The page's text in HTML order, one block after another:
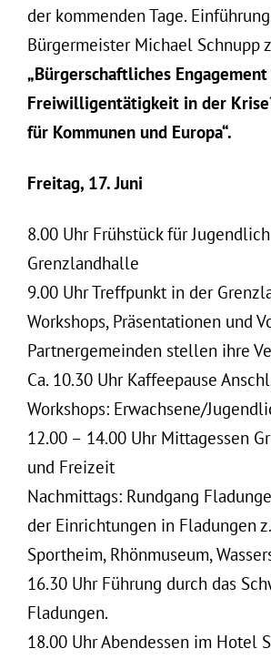
der kommenden Tage.
Bürgermeister Michael Schnupp
„Bürgerschaftliches
Freiwilligentätigkeit in der
für Kommunen und Europa“.
Freitag, 17. Juni
8.00 Uhr Frühstück für
Grenzlandhalle
9.00 Uhr Treffpunkt in der
Workshops, Präsentationen und
Partnergemeinden stellen ihre
Ca. 10.30 Uhr Kaffeepause
Workshops: Erwachsene/
12.00 – 14.00 Uhr Mittagessen
und Freizeit
Nachmittags: Rundgang
der Einrichtungen in Fladungen
Sportheim, Rhönmuseum,
16.30 Uhr Führung durch das
Fladungen.
18.00 Uhr Abendessen im Hotel